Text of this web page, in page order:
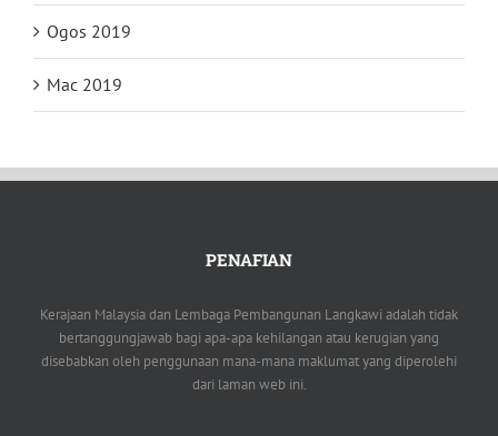
Ogos 2019
Mac 2019
PENAFIAN
Kerajaan Malaysia dan Lembaga Pembangunan Langkawi adalah tidak
bertanggungjawab bagi apa-apa kehilangan atau kerugian yang
disebabkan oleh penggunaan mana-mana maklumat yang diperolehi
dari laman web ini.